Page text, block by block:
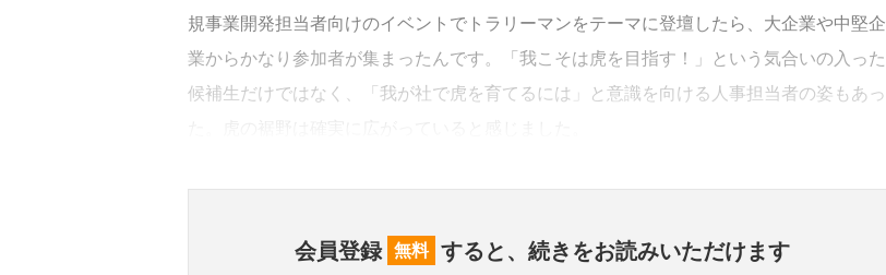
規事業開発担当者向けのイベントでトラリーマンをテーマに登壇したら、大企業や中堅企
業からかなり参加者が集まったんです。「我こそは虎を目指す！」という気合いの入った
候補生だけではなく、「我が社で虎を育てるには」と意識を向ける人事担当者の姿もあっ
会員登録 無料 すると、続きをお読みいただけます